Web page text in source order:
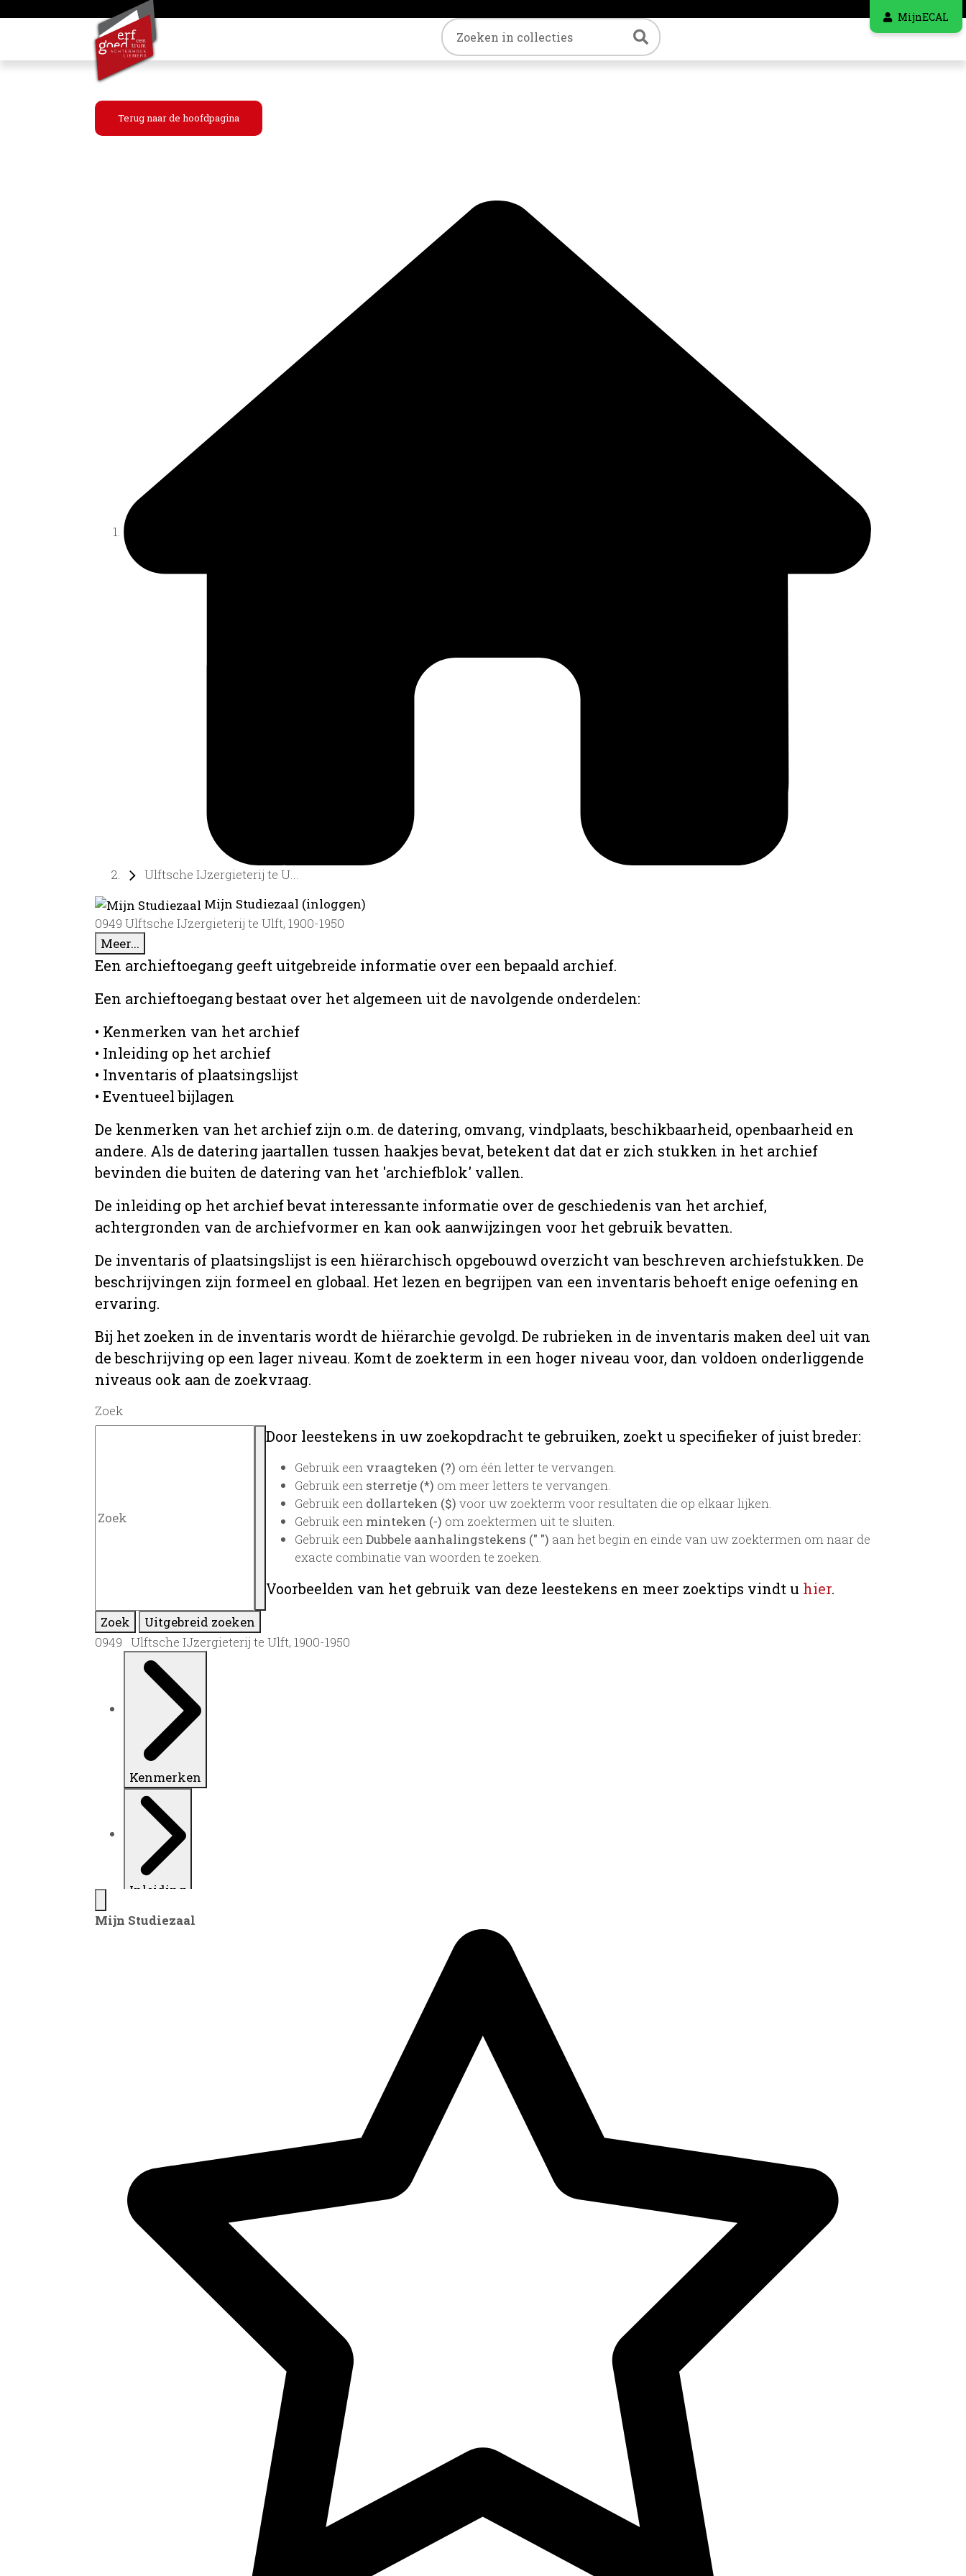
MijnECAL
Trefwoord Zoeken
Terug naar de hoofdpagina
Ulftsche IJzergieterij te U...
Mijn Studiezaal (inloggen)
0949 Ulftsche IJzergieterij te Ulft, 1900-1950
Meer...
Een archieftoegang geeft uitgebreide informatie over een bepaald archief.
Een archieftoegang bestaat over het algemeen uit de navolgende onderdelen:
• Kenmerken van het archief
• Inleiding op het archief
• Inventaris of plaatsingslijst
• Eventueel bijlagen
De kenmerken van het archief zijn o.m. de datering, omvang, vindplaats, beschikbaarheid, openbaarheid en
andere. Als de datering jaartallen tussen haakjes bevat, betekent dat dat er zich stukken in het archief
bevinden die buiten de datering van het 'archiefblok' vallen.
De inleiding op het archief bevat interessante informatie over de geschiedenis van het archief,
achtergronden van de archiefvormer en kan ook aanwijzingen voor het gebruik bevatten.
De inventaris of plaatsingslijst is een hiërarchisch opgebouwd overzicht van beschreven archiefstukken. De
beschrijvingen zijn formeel en globaal. Het lezen en begrijpen van een inventaris behoeft enige oefening en
ervaring.
Bij het zoeken in de inventaris wordt de hiërarchie gevolgd. De rubrieken in de inventaris maken deel uit van
de beschrijving op een lager niveau. Komt de zoekterm in een hoger niveau voor, dan voldoen onderliggende
niveaus ook aan de zoekvraag.
Zoek
Door leestekens in uw zoekopdracht te gebruiken, zoekt u specifieker of juist breder:
Gebruik een vraagteken (?) om één letter te vervangen.
Gebruik een sterretje (*) om meer letters te vervangen.
Gebruik een dollarteken ($) voor uw zoekterm voor resultaten die op elkaar lijken.
Gebruik een minteken (-) om zoektermen uit te sluiten.
Gebruik eenDubbele aanhalingstekens (" ") aan het begin en einde van uw zoektermen om naar de
exacte combinatie van woorden te zoeken.
Voorbeelden van het gebruik van deze leestekens en meer zoektips vindt u hier.
Zoek
Uitgebreid zoeken
0949 Ulftsche IJzergieterij te Ulft, 1900-1950
Kenmerken
Inleiding
Mijn Studiezaal